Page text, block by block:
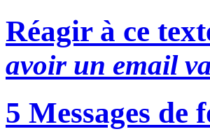
Réagir à ce
avoir un email
5 Messages de